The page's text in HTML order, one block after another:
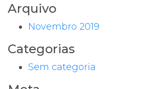
Arquivo
Novembro 2019
Categorias
Sem categoria